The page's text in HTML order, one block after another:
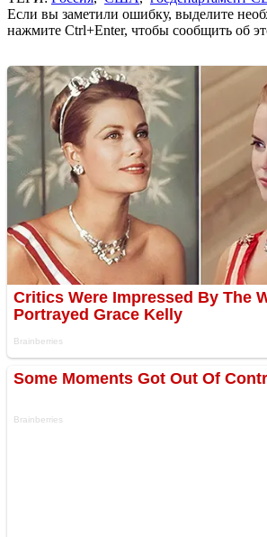
Если вы заметили ошибку, выделите
нажмите Ctrl+Enter, чтобы сообщить об